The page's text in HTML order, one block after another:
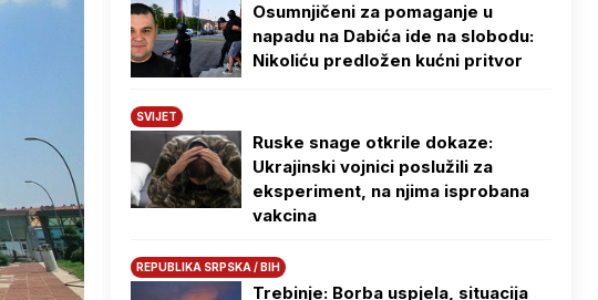
Osumnjičeni za pomaganje u
napadu na Dabića ide na slobodu:
Nikoliću predložen kućni pritvor
SVIJET
Ruske snage otkrile dokaze:
Ukrajinski vojnici poslužili za
eksperiment, na njima isprobana
vakcina
REPUBLIKA SRPSKA / BIH
Trebinje: Borba uspjela, situacija